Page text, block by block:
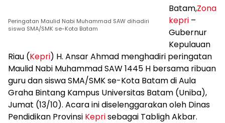
Peringatan Maulid Nabi Muhammad SAW dihadiri
siswa SMA/SMK se-Kota Batam
Batam,Zona
kepri –
Gubernur
Kepulauan
Riau (Kepri) H. Ansar Ahmad menghadiri peringatan
Maulid Nabi Muhammad SAW 1445 H bersama ribuan
guru dan siswa SMA/SMK se-Kota Batam di Aula
Graha Bintang Kampus Universitas Batam (Uniba),
Jumat (13/10). Acara ini diselenggarakan oleh Dinas
Pendidikan Provinsi Keprisebagai Tabligh Akbar.